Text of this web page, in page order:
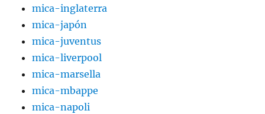
mica-inglaterra
mica-japón
mica-juventus
mica-liverpool
mica-marsella
mica-mbappe
mica-napoli